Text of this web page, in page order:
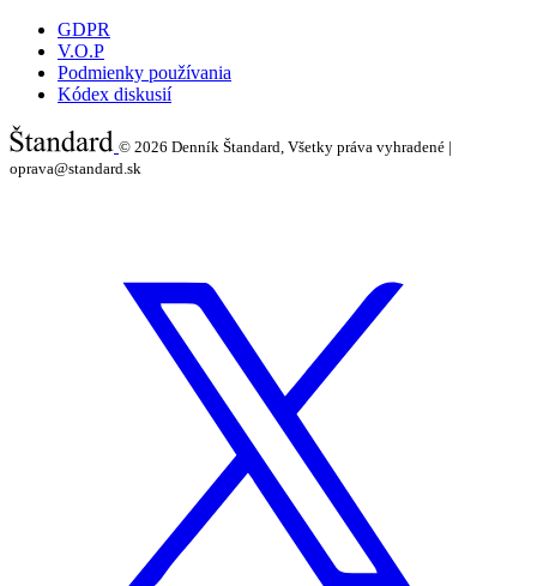
GDPR
V.O.P
Podmienky používania
Kódex diskusií
© 2026 Denník Štandard, Všetky práva vyhradené |
oprava@standard.sk